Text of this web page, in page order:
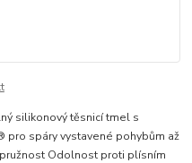
silikonový těsnicí tmel s
spáry vystavené pohybům až
pružnost Odolnost proti plísním